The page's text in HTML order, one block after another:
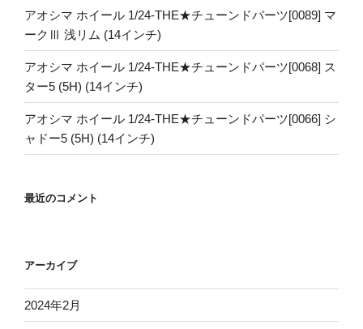
アオシマ ホイール 1/24-THE★チューンドパーツ[0089] マ
ークⅢ 浅リム (14インチ)
アオシマ ホイール 1/24-THE★チューンドパーツ[0068] ス
ター5 (5H) (14インチ)
アオシマ ホイール 1/24-THE★チューンドパーツ[0066] シ
ャドー5 (5H) (14インチ)
最近のコメント
アーカイブ
2024年2月